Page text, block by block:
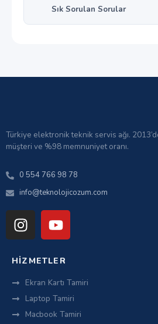
Sık Sorulan Sorular
Türkiye elektronik teknik servis ağı.
müşteri ve %98 memnuniyet oranı.
0 554 766 98 78
info@teknolojicozum.com
HIZMETLER
Ekran Kartı Tamiri
Laptop Tamiri
Macbook Tamiri